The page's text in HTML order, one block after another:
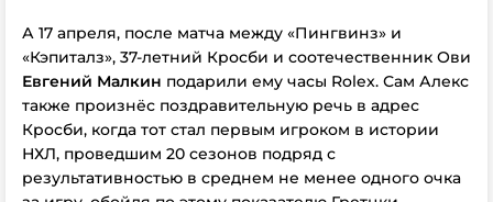
А 17 апреля, после матча между «Пингвинз» и
«Кэпиталз», 37-летний Кросби и соотечественник Ови
Евгений Малкин подарили ему часы Rolex. Сам Алекс
также произнёс поздравительную речь в адрес
Кросби, когда тот стал первым игроком в истории
НХЛ, проведшим 20 сезонов подряд с
результативностью в среднем не менее одного очка